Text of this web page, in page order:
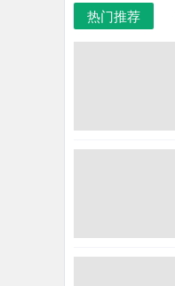
热门推荐